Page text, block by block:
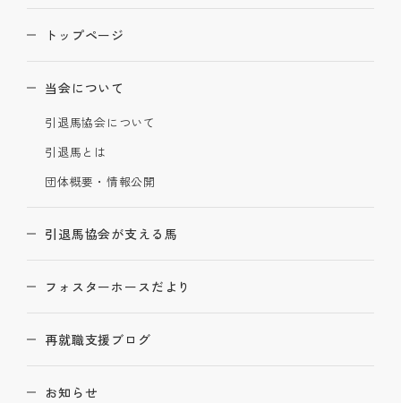
トップページ
当会について
引退馬協会について
引退馬とは
団体概要・情報公開
引退馬協会が支える馬
フォスターホースだより
再就職支援ブログ
お知らせ